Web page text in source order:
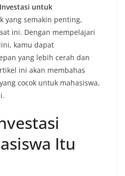
Investasi untuk
yang semakin penting,
ini. Dengan mempelajari
kamu dapat
yang lebih cerah dan
ini akan membahas
cocok untuk mahasiswa,
Itu